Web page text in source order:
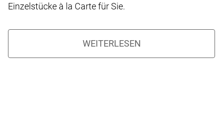
Einzelstücke à la Carte für Sie.